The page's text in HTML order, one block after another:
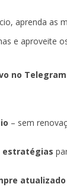
aprenda as
e aproveite
no Telegram
– sem
estratégias
atualizado